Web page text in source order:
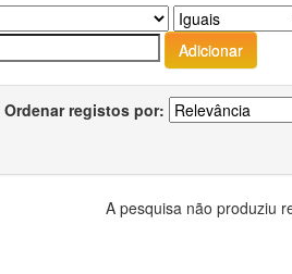
Ordenar registos por:
A pesquisa não produziu